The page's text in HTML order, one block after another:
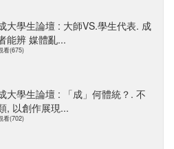
大學生論壇 : 大師VS.學生代表. 成
能辨 媒體亂...
看(675)
大學生論壇 : 「成」何體統？. 不
, 以創作展現...
看(702)